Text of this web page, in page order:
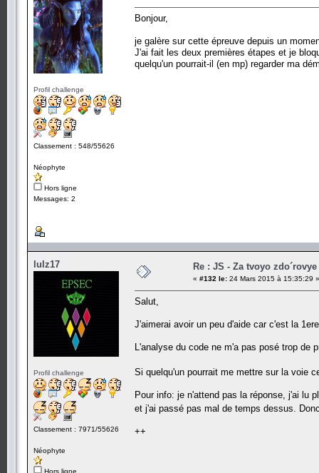
Profil challenge
Classement : 548/55626
Néophyte
Hors ligne
Messages: 2
Bonjour,
je galère sur cette épreuve depuis un
J'ai fait les deux premières étapes et je
quelqu'un pourrait-il (en mp) regarder ma
lulz17
Profil challenge
Classement : 7971/55626
Néophyte
Hors ligne
Re : JS - Za tvoyo zdo´rovye
« #132 le: 24 Mars 2015 à 15:35:29 »
Salut,
J'aimerai avoir un peu d'aide car c'est la
L'analyse du code ne m'a pas posé trop
Si quelqu'un pourrait me mettre sur la voie
Pour info: je n'attend pas la réponse, j'ai lu
et j'ai passé pas mal de temps dessus.
++